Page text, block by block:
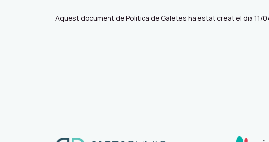
Aquest document de Política de Galetes ha estat creat el dia 11/